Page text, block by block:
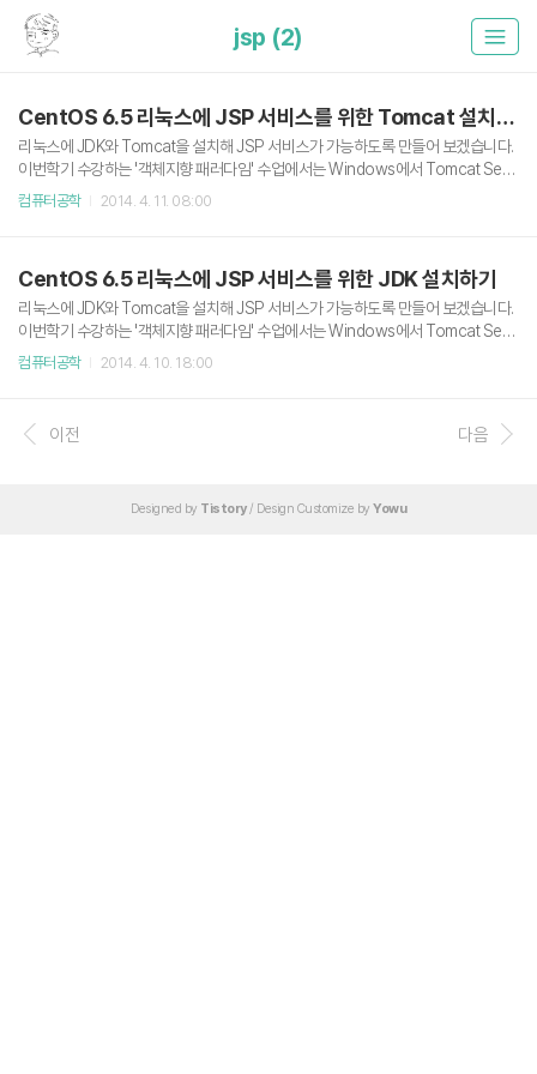
jsp (2)
CentOS 6.5 리눅스에 JSP 서비스를 위한 Tomcat 설치하기
리눅스에 JDK와 Tomcat을 설치해 JSP 서비스가 가능하도록 만들어 보겠습니다.
이번학기 수강하는 '객체지향 패러다임' 수업에서는 Windows에서 Tomcat Serv
er를 구동해서 실습하지만 저는 리눅스를 좋아하니깐? 리눅스에 설치하겠습니다.
ot 계정으로 진행되며 사전에 JDK가 설치되어 있어야 합니다. JDK 설치에 대해서
는 이전 포스팅을 참고하시길. 2014/04/10 - CentOS 6.5 리눅스에 JSP..
컴퓨터공학 2014. 4. 11. 08:00
CentOS 6.5 리눅스에 JSP 서비스를 위한 JDK 설치하기
리눅스에 JDK와 Tomcat을 설치해 JSP 서비스가 가능하도록 만들어 보겠습니다.
이번학기 수강하는 '객체지향 패러다임' 수업에서는 Windows에서 Tomcat Serv
er를 구동해서 실습하지만 저는 리눅스를 좋아하니깐? 리눅스에 설치하겠습니다.
니다. JDK 다운로드 & 설치 이번 포스팅에서는 우선 JDK만 설치하며, Tomcat은 J
DK의 설치 후 진행됩니다. 계정은 기본적으로 슈퍼유저의 권한을 가진 root 계정으
컴퓨터공학 2014. 4. 10. 18:00
이전 다음
Designed by Tistory/ Design Customize by Yowu